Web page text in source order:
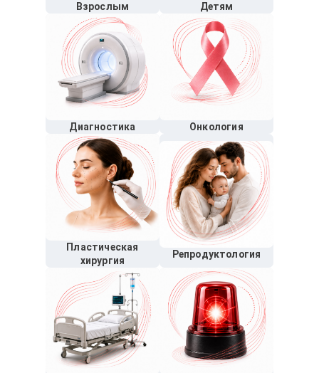
Взрослым Детям
Диагностика Онкология
Пластическая
хирургия
Репродуктология